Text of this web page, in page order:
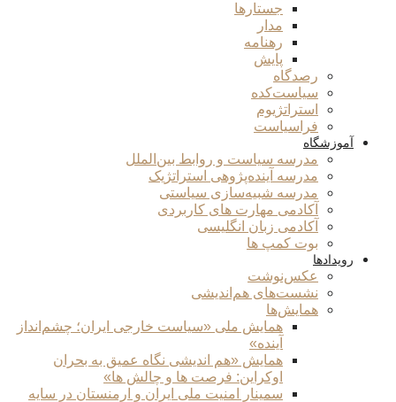
جستارها
مدار
رهنامه
پایش
رصدگاه
سیاست‌کده
استراتژیوم
فراسیاست
آموزشگاه
مدرسه سیاست و روابط بین‌الملل
مدرسه آینده‌پژوهی استراتژیک
مدرسه شبیه‌سازی سیاستی
آکادمی مهارت های کاربردی
آکادمی زبان انگلیسی
بوت کمپ ها
رویدادها
عکس‌نوشت
نشست‌های هم‌اندیشی
همایش‌ها
همایش ملی «سیاست خارجی ایران؛ چشم‌انداز
آینده»
همایش «هم اندیشی نگاه عمیق به بحران
اوکراین: فرصت ها و چالش ها»
سمینار امنیت ملی ایران و ارمنستان در سایه